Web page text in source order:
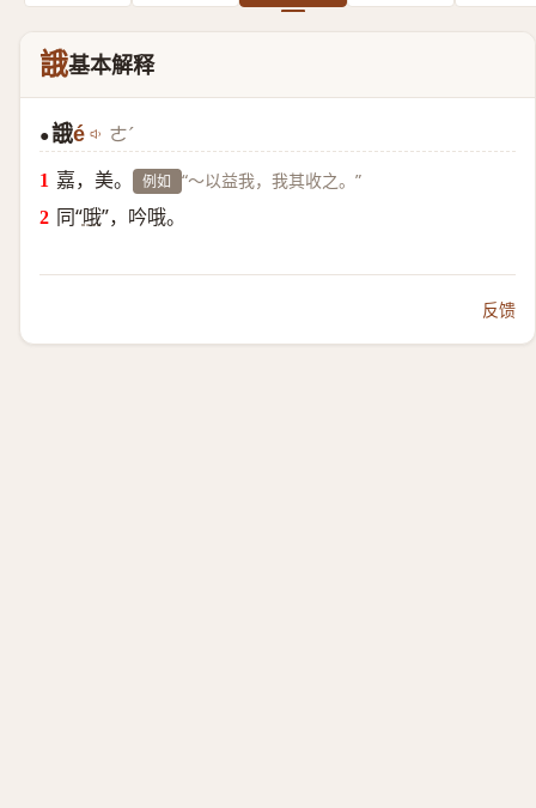
誐基本解释
●誐é ㄜˊ
嘉，美。 例如 “～以益我，我其收之。”
同“哦”，吟哦。
反馈